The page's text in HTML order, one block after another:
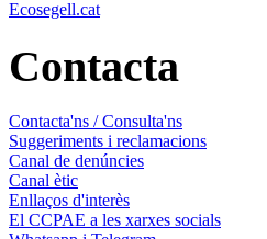
Ecosegell.cat
Contacta
Contacta'ns / Consulta'ns
Suggeriments i reclamacions
Canal de denúncies
Canal ètic
Enllaços d'interès
El CCPAE a les xarxes socials